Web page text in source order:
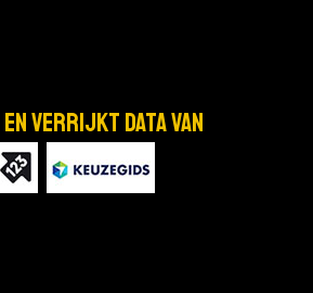
dagen
en verrijkt data van